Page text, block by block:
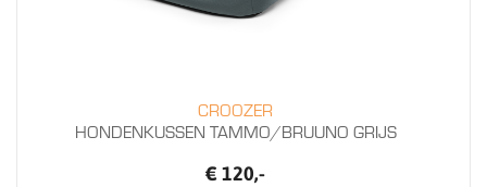
CROOZER
HONDENKUSSEN TAMMO/BRUUNO GRIJS
€ 120,-